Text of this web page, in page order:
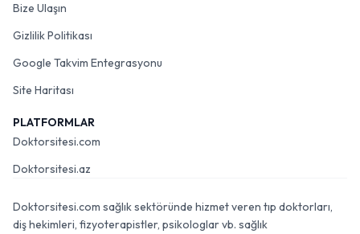
Bize Ulaşın
Gizlilik Politikası
Google Takvim Entegrasyonu
Site Haritası
PLATFORMLAR
Doktorsitesi.com
Doktorsitesi.az
Doktorsitesi.com sağlık sektöründe hizmet veren tıp doktorları,
diş hekimleri, fizyoterapistler, psikologlar vb. sağlık